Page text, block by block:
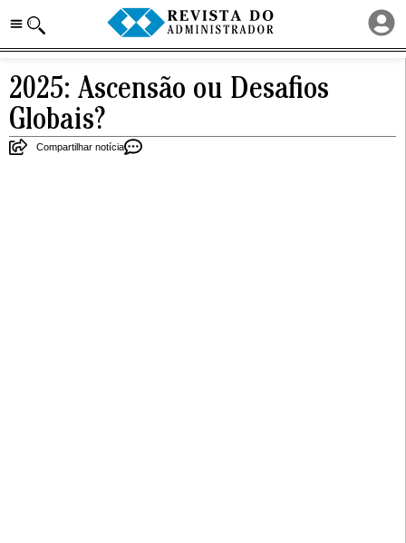
2025: Ascensão ou Desafios
Globais?
Compartilhar notícia